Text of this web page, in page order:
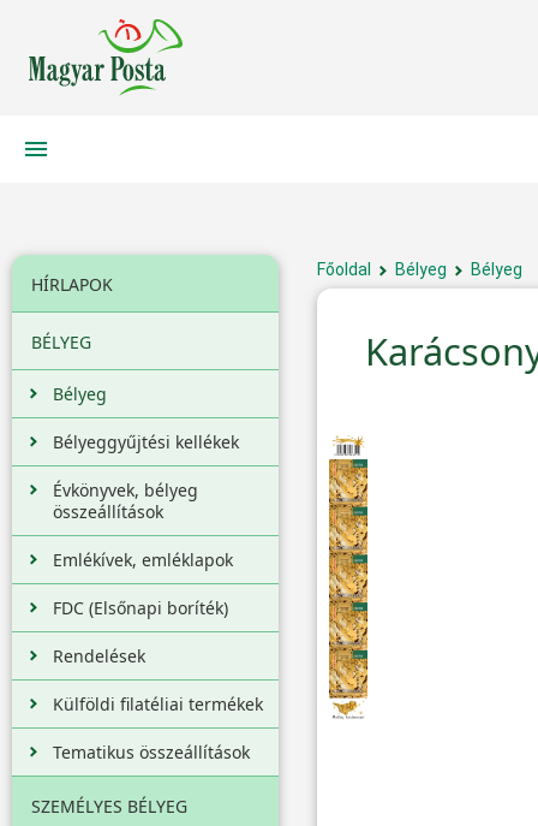
HÍRLAPOK
BÉLYEG
Bélyeg
Bélyeggyűjtési kellékek
Évkönyvek, bélyeg
összeállítások
Emlékívek, emléklapok
FDC (Elsőnapi boríték)
Rendelések
Külföldi filatéliai termékek
Tematikus összeállítások
SZEMÉLYES BÉLYEG
Főoldal Bélyeg Bélyeg